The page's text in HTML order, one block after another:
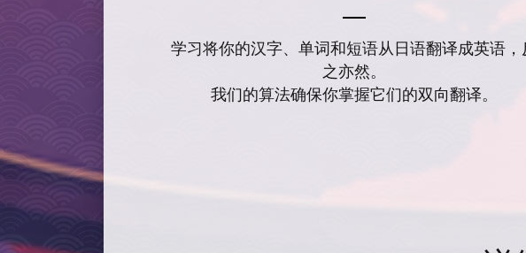
学习将你的汉字、单词和短语从日语翻译成英语，
之亦然。
我们的算法确保你掌握它们的双向翻译。